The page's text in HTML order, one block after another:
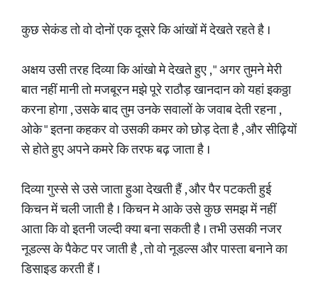
कुछ सेकंड तो वो दोनों एक दूसरे कि आंखों में देखते रहते है ।
अक्षय उसी तरह दिव्या कि आंखो मे देखते हुए , " अगर तुमने मेरी
बात नहीं मानी तो मजबूरन मझे पूरे राठौड़ खानदान को यहां इकठ्ठा
करना होगा , उसके बाद तुम उनके सवालों के जवाब देती रहना ,
ओके " इतना कहकर वो उसकी कमर को छोड़ देता है , और सीढ़ियों
से होते हुए अपने कमरे कि तरफ बढ़ जाता है ।
दिव्या गुस्से से उसे जाता हुआ देखती हैं , और पैर पटकती हुई
किचन में चली जाती है । किचन मे आके उसे कुछ समझ में नहीं
आता कि वो इतनी जल्दी क्या बना सकती है । तभी उसकी नजर
नूडल्स के पैकेट पर जाती है , तो वो नूडल्स और पास्ता बनाने का
डिसाइड करती हैं ।